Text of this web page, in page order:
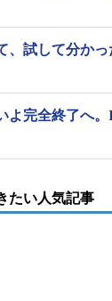
、試して分かっ
よ完全終了へ
たい人気記事